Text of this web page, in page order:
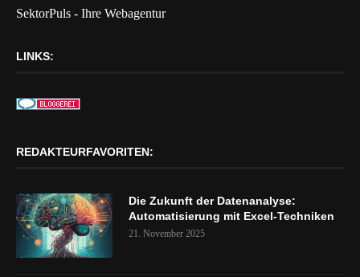
SektorPuls - Ihre Webagentur
LINKS:
REDAKTEURFAVORITEN:
Die Zukunft der Datenanalyse:
Automatisierung mit Excel-Techniken
21. November 2025